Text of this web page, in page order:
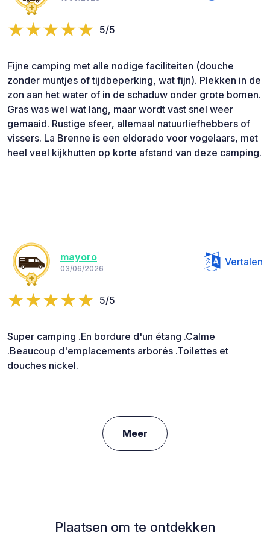
5/5
Fijne camping met alle nodige faciliteiten (douche
zonder muntjes of tijdbeperking, wat fijn). Plekken in de
zon aan het water of in de schaduw onder grote bomen.
Gras was wel wat lang, maar wordt vast snel weer
gemaaid. Rustige sfeer, allemaal natuurliefhebbers of
vissers. La Brenne is een eldorado voor vogelaars, met
heel veel kijkhutten op korte afstand van deze camping.
mayoro
03/06/2026
Vertalen
5/5
Super camping .En bordure d'un étang .Calme
.Beaucoup d'emplacements arborés .Toilettes et
douches nickel.
Meer
Plaatsen om te ontdekken